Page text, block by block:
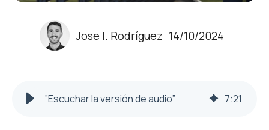
Jose I. Rodríguez 14/10/2024
”Escuchar la versión de audio” 7:21